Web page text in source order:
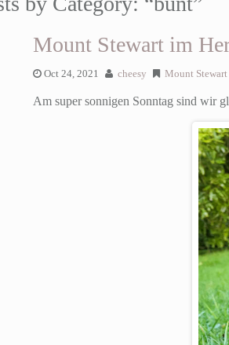
Mount Stewart im
Oct 24, 2021 cheesy Mount Stewart
Am super sonnigen Sonntag sind wir